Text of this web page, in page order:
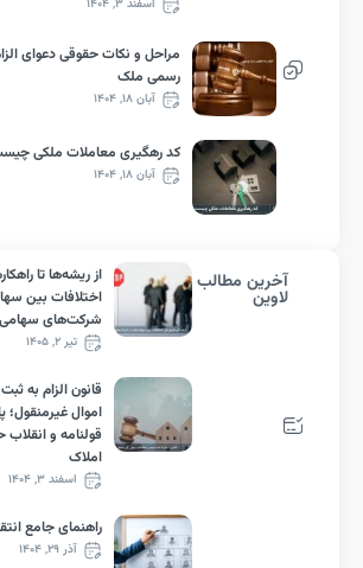
اسفند ۳, ۱۴۰۴
مراحل و نکات حقوقی دعوای الزام به تنظیم سند
رسمی ملک
آبان ۱۸, ۱۴۰۴
کد رهگیری معاملات ملکی چیست؟
آبان ۱۸, ۱۴۰۴
مطالب
از ریشه‌ها تا راهکارهای حل
اختلافات بین سهامداران در
شرکت‌های سهامی خاص
تیر ۲, ۱۴۰۵
قانون الزام به ثبت رسمی معاملات
اموال غیرمنقول؛ پایان دوران
قولنامه و انقلاب حقوقی در بازار
املاک
راهنمای جامع انتقال سهام شرکت
آذر ۲۹, ۱۴۰۴